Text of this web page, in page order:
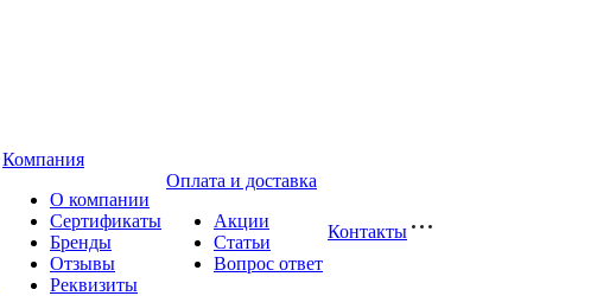
Компания
О компании
Сертификаты
Бренды
Отзывы
Реквизиты
Оплата и доставка
Акции
Статьи
Вопрос ответ
Контакты